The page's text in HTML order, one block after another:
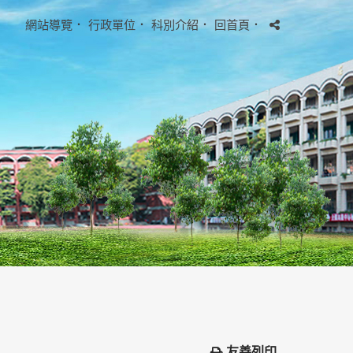
網站導覽 ． 行政單位 ． 科別介紹． 回首頁．